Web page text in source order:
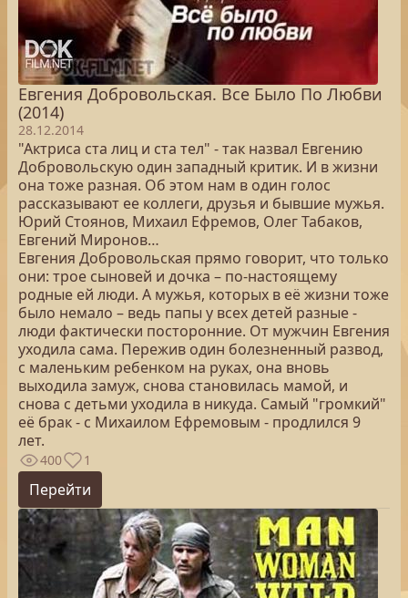
Евгения Добровольская. Все Было По Любви
(2014)
28.12.2014
"Актриса ста лиц и ста тел" - так назвал Евгению
Добровольскую один западный критик. И в жизни
она тоже разная. Об этом нам в один голос
рассказывают ее коллеги, друзья и бывшие мужья.
Юрий Стоянов, Михаил Ефремов, Олег Табаков,
Евгений Миронов…
Евгения Добровольская прямо говорит, что только
они: трое сыновей и дочка – по-настоящему
родные ей люди. А мужья, которых в её жизни тоже
было немало – ведь папы у всех детей разные -
люди фактически посторонние. От мужчин Евгения
уходила сама. Пережив один болезненный развод,
с маленьким ребенком на руках, она вновь
выходила замуж, снова становилась мамой, и
снова с детьми уходила в никуда. Самый "громкий"
её брак - с Михаилом Ефремовым - продлился 9
лет.
400 1
Перейти